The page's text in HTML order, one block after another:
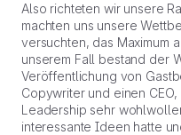
Also richteten wir unsere
machten uns unsere
versuchten, das Maximum
unserem Fall bestand der
Veröffentlichung von
Copywriter und einen
Leadership sehr
interessante Ideen hatte